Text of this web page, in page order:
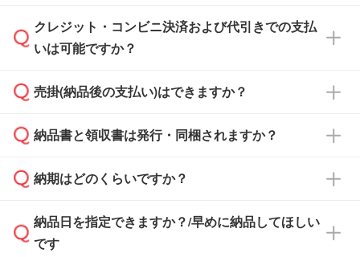
通常、翌営業日までにお送りしております。混
雑状況によっては、お時間をいただくこともご
依頼いただいた場合は、翌営業日以降のご連絡
クレジット・コンビニ決済および代引きでの支払
いは可能ですか？
銀行振込のみのご対応となります。
売掛(納品後の支払い)はできますか？
基本的には先入金をお願いしておりますが、自
どの場合は、月末締め翌月末払いに対応可能で
また、卒業・卒園記念品で対策委員会や個人様
納品書と領収書は発行・同梱されますか？
納品書・領収書は ご依頼をいただいた場合の
ず、通常はPDFデータをメール添付でお送りし
ます。
納期はどのくらいですか？
・印刷する場合(500個程度)
ご入金、イメージ画像の校了から約2週間～2
納品日を指定できますか？/早めに納品してほしい
です